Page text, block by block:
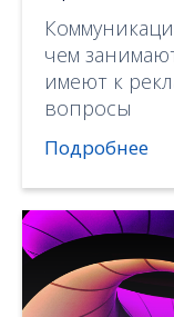
чем
имеют к
вопросы
Подробнее